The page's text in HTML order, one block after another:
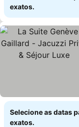
exatos.
Selecione as datas
exatos.